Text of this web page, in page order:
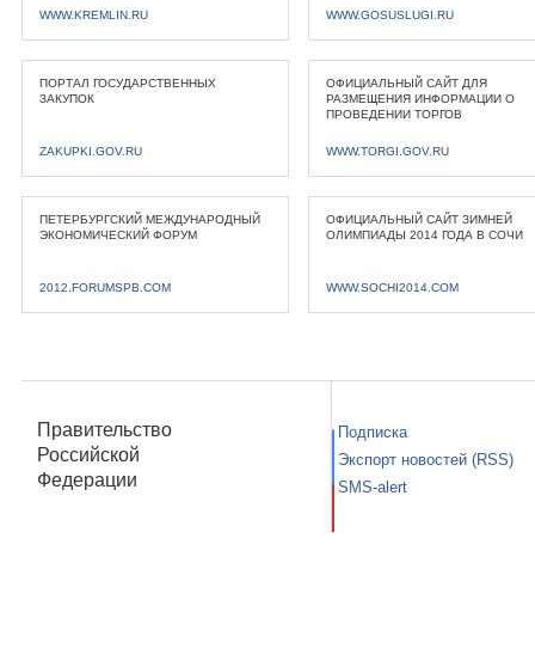
WWW.KREMLIN.RU WWW.GOSUSLUGI.RU
ПОРТАЛ ГОСУДАРСТВЕННЫХ
ЗАКУПОК
ZAKUPKI.GOV.RU
ОФИЦИАЛЬНЫЙ САЙТ ДЛЯ
РАЗМЕЩЕНИЯ ИНФОРМАЦИИ О
ПРОВЕДЕНИИ ТОРГОВ
WWW.TORGI.GOV.RU
ПЕТЕРБУРГСКИЙ МЕЖДУНАРОДНЫЙ
ЭКОНОМИЧЕСКИЙ ФОРУМ
2012.FORUMSPB.COM
ОФИЦИАЛЬНЫЙ САЙТ ЗИМНЕЙ
ОЛИМПИАДЫ 2014 ГОДА В СОЧИ
WWW.SOCHI2014.COM
Правительство
Российской
Федерации
Подписка
Экспорт новостей (RSS)
SMS-alert